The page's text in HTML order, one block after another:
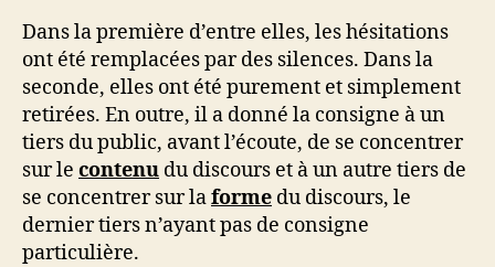
Dans la première d’entre elles, les hésitations
ont été remplacées par des silences. Dans la
seconde, elles ont été purement et simplement
retirées. En outre, il a donné la consigne à un
tiers du public, avant l’écoute, de se concentrer
sur le contenu du discours et à un autre tiers de
se concentrer sur laforme du discours, le
dernier tiers n’ayant pas de consigne
particulière.